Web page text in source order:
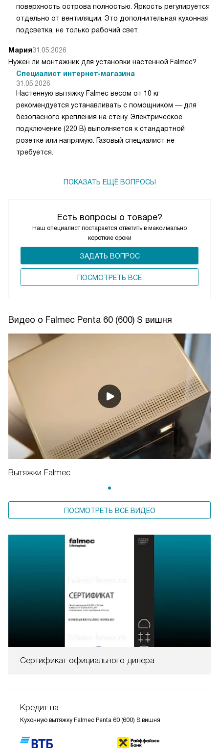
Есть вопросы о товаре?
Наш специалист постарается ответить в максимально
короткие сроки
ЗАДАТЬ ВОПРОС
ПОCМОТРЕТЬ ВСЕ
поверхность острова полностью. Яркость регулируется
отдельно от вентиляции. Это дополнительная кухонная
подсветка, не только рабочий свет.
Мария31.05.2026
Нужен ли монтажник для установки настенной Falmec?
Специалист интернет-магазина
31.05.2026
Настенную вытяжку Falmec весом от 10 кг
рекомендуется устанавливать с помощником — для
безопасного крепления на стену. Электрическое
подключение (220 В) выполняется к стандартной
розетке или напрямую. Газовый специалист не
требуется.
ПОКАЗАТЬ ЕЩЁ ВОПРОСЫ
Видео о Falmec Penta 60 (600) S вишня
Вытяжки Falmec
ПОСМОТРЕТЬ ВСЕ ВИДЕО
Сертификат официального дилера
Кредит на
Кухонную вытяжку Falmec Penta 60 (600) S вишня